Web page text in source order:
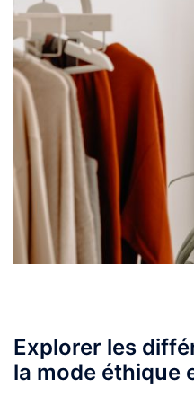
Explorer les
la mode éthique